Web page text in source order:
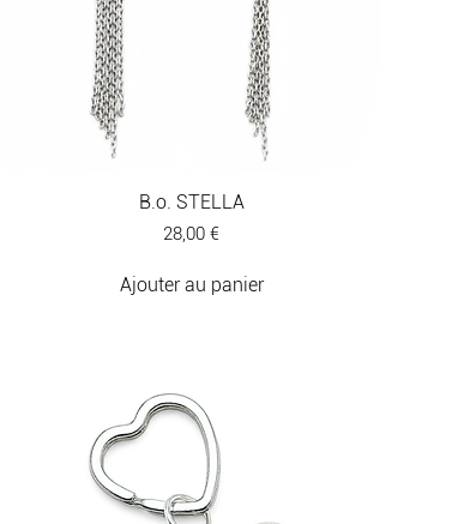
B.o. STELLA
Prix
28,00 €
Ajouter au panier